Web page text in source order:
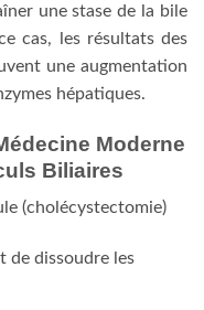
une stase de la bile
cas, les résultats des
une augmentation
hépatiques.
Moderne
Biliaires
(cholécystectomie)
de dissoudre les